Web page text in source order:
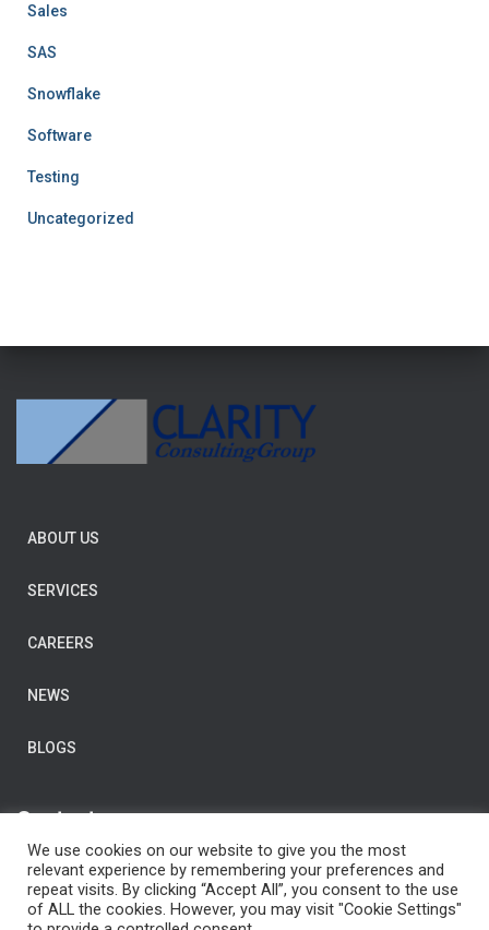
Sales
SAS
Snowflake
Software
Testing
Uncategorized
ABOUT US
SERVICES
CAREERS
NEWS
BLOGS
Contact us
E-Mail:post@clarityconsulting.com
Dronning Eufemias gate 16,
0191 Oslo,
We use cookies on our website to give you the most
relevant experience by remembering your preferences and
repeat visits. By clicking “Accept All”, you consent to the use
of ALL the cookies. However, you may visit "Cookie Settings"